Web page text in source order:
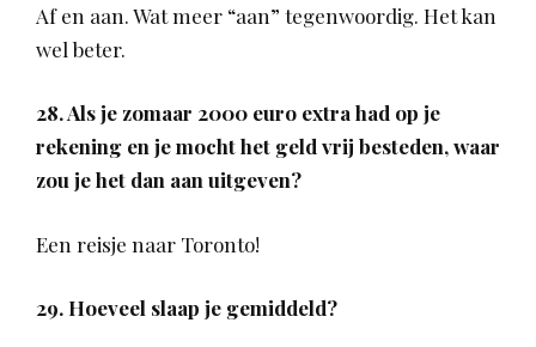
Af en aan. Wat meer “aan” tegenwoordig. Het kan
wel beter.
28. Als je zomaar 2000 euro extra had op je
rekening en je mocht het geld vrij besteden, waar
zou je het dan aan uitgeven?
Een reisje naar Toronto!
29. Hoeveel slaap je gemiddeld?